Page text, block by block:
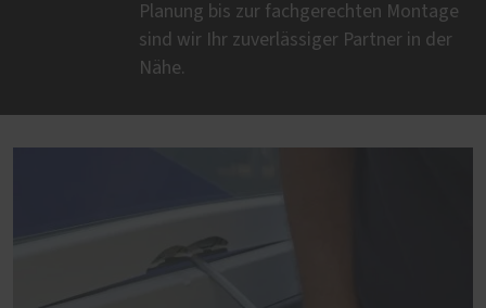
Planung bis zur fachgerechten Montage
sind wir Ihr zuverlässiger Partner in der
Nähe.